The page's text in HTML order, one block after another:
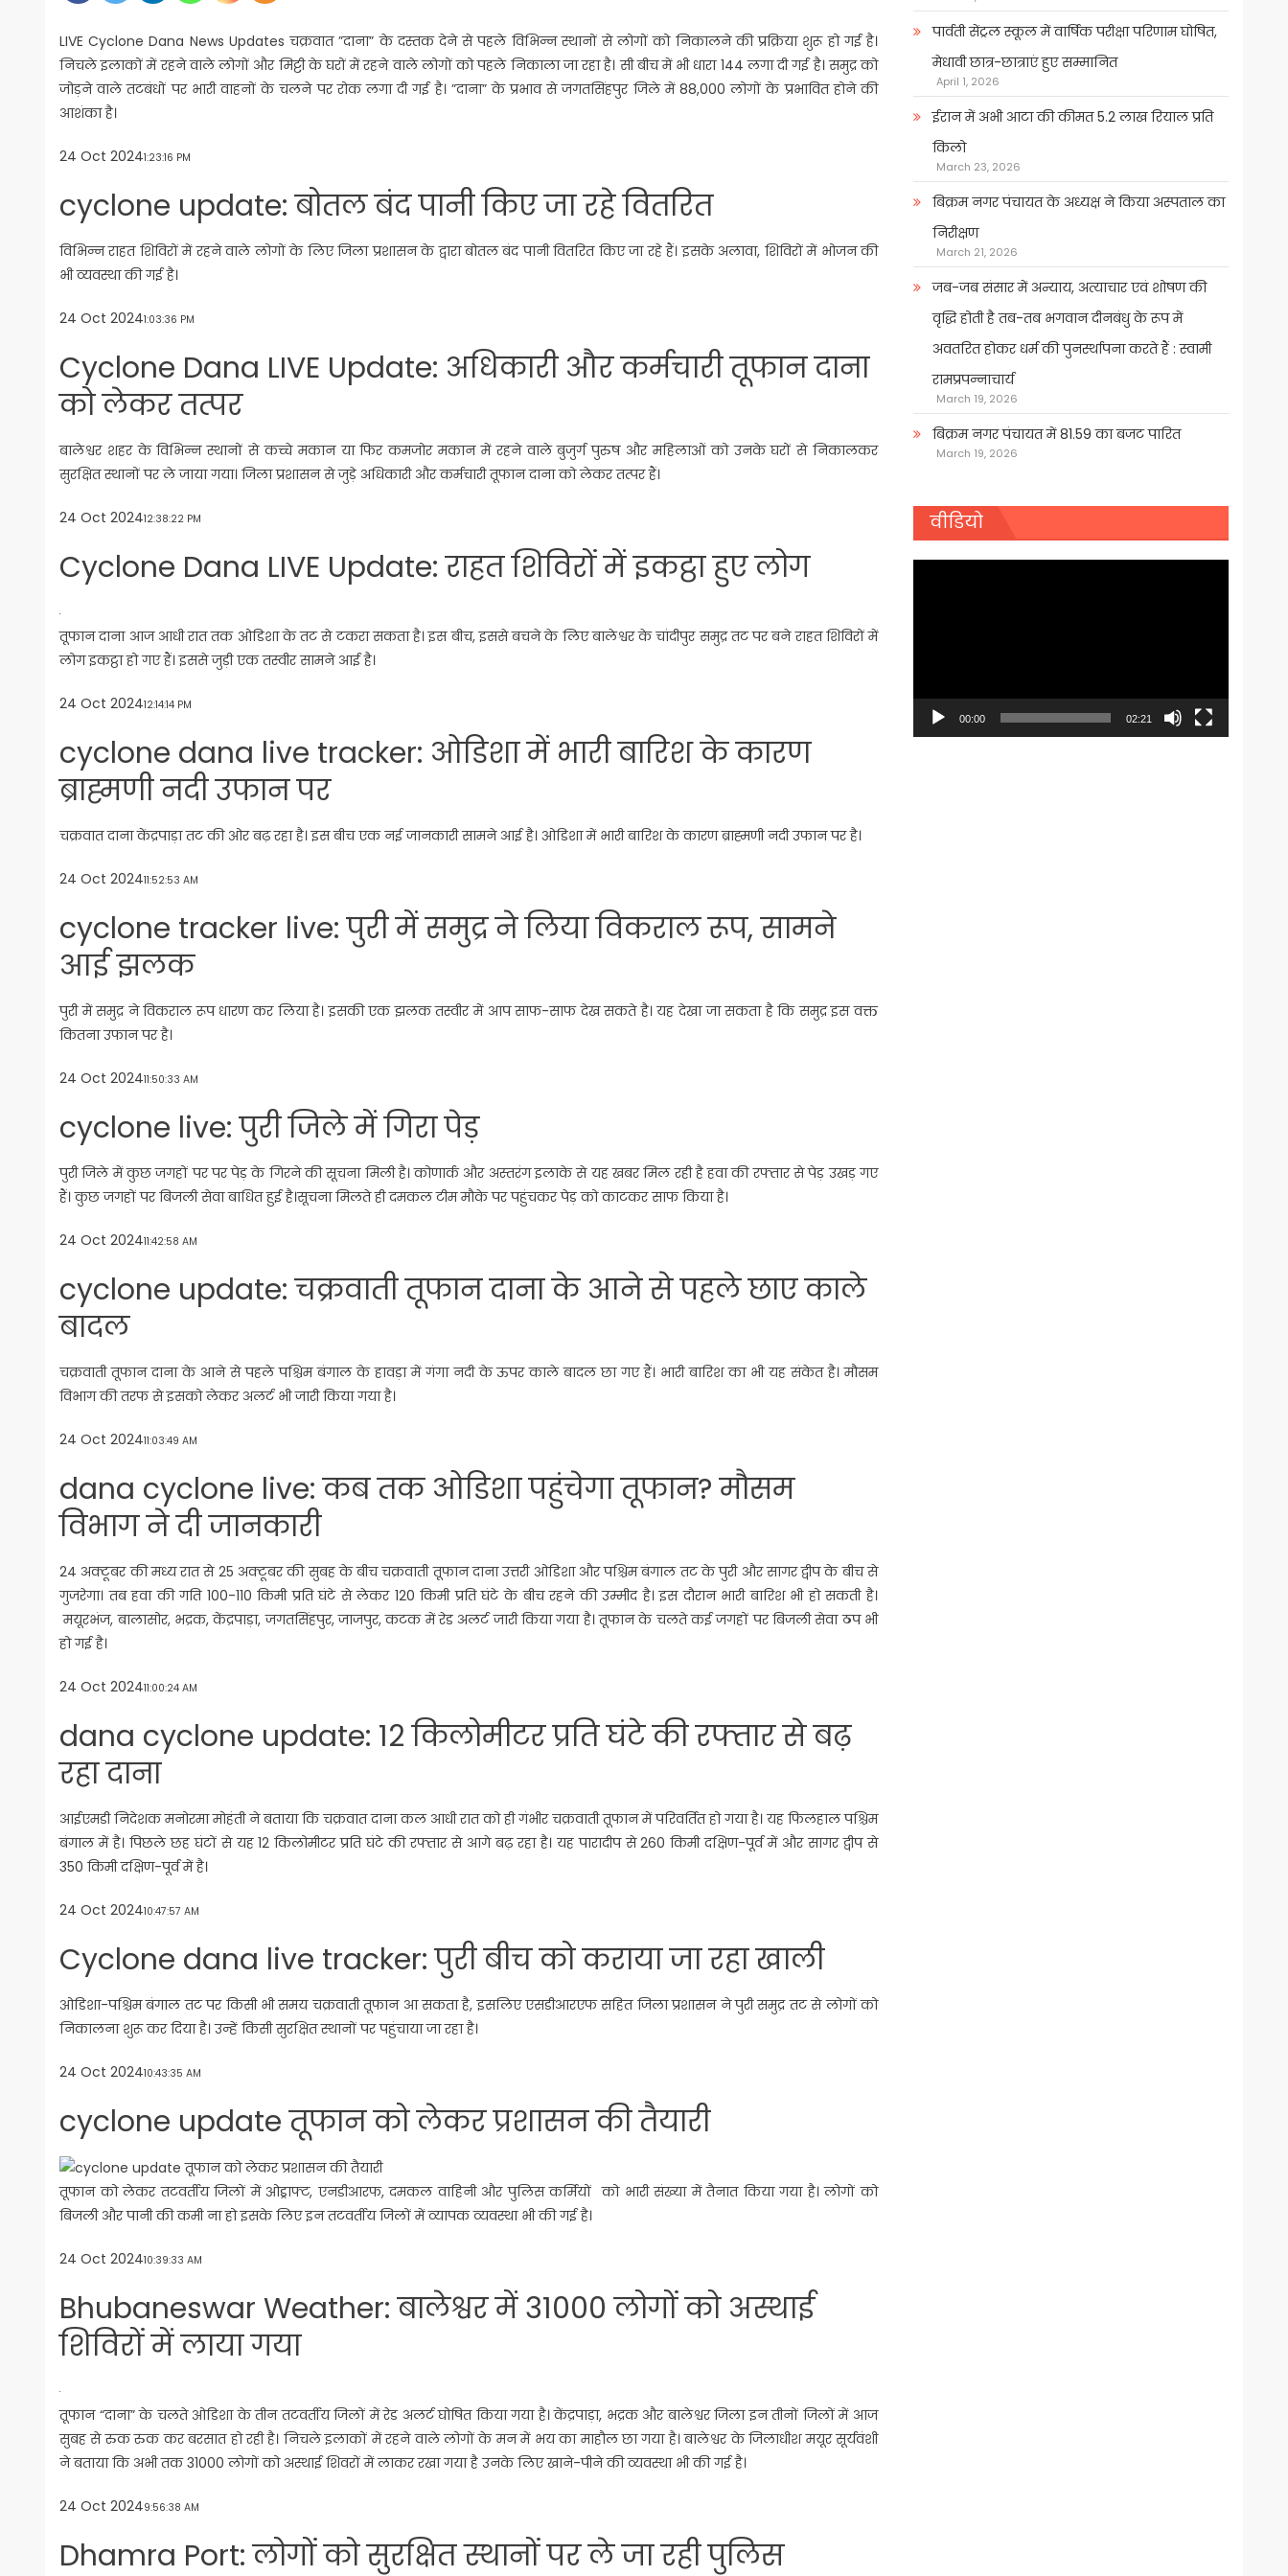
LIVE Cyclone Dana News Updates चक्रवात ”दाना” के दस्तक देने से पहले विभिन्न स्थानों से लोगों को निकालने की प्रक्रिया शुरू हो गई है।
निचले इलाकों में रहने वाले लोगों और मिट्टी के घरों में रहने वाले लोगों को पहले निकाला जा रहा है। सी बीच में भी धारा 144 लगा दी गई है। समुद्र को
जोड़ने वाले तटबंधों पर भारी वाहनों के चलने पर रोक लगा दी गई है। ”दाना” के प्रभाव से जगतसिंहपुर जिले में 88,000 लोगों के प्रभावित होने की
आशंका है।
24 Oct 20241:23:16 PM
cyclone update: बोतल बंद पानी किए जा रहे वितरित
विभिन्न राहत शिविरों में रहने वाले लोगों के लिए जिला प्रशासन के द्वारा बोतल बंद पानी वितरित किए जा रहे हैं। इसके अलावा, शिविरों में भोजन की
भी व्यवस्था की गई है।
24 Oct 20241:03:36 PM
Cyclone Dana LIVE Update: अधिकारी और कर्मचारी तूफान दाना
को लेकर तत्पर
बालेश्वर शहर के विभिन्न स्थानों से कच्चे मकान या फिर कमजोर मकान में रहने वाले बुजुर्ग पुरुष और महिलाओं को उनके घरों से निकालकर
सुरक्षित स्थानों पर ले जाया गया। जिला प्रशासन से जुड़े अधिकारी और कर्मचारी तूफान दाना को लेकर तत्पर हैं।
24 Oct 202412:38:22 PM
Cyclone Dana LIVE Update: राहत शिविरों में इकट्ठा हुए लोग
तूफान दाना आज आधी रात तक ओडिशा के तट से टकरा सकता है। इस बीच, इससे बचने के लिए बालेश्वर के चांदीपुर समुद्र तट पर बने राहत शिविरों में
लोग इकट्ठा हो गए हैं। इससे जुड़ी एक तस्वीर सामने आई है।
24 Oct 202412:14:14 PM
cyclone dana live tracker: ओडिशा में भारी बारिश के कारण
ब्राह्मणी नदी उफान पर
चक्रवात दाना केंद्रपाड़ा तट की ओर बढ़ रहा है। इस बीच एक नई जानकारी सामने आई है। ओडिशा में भारी बारिश के कारण ब्राह्मणी नदी उफान पर है।
24 Oct 202411:52:53 AM
cyclone tracker live: पुरी में समुद्र ने लिया विकराल रूप, सामने
आई झलक
पुरी में समुद्र ने विकराल रूप धारण कर लिया है। इसकी एक झलक तस्वीर में आप साफ-साफ देख सकते है। यह देखा जा सकता है कि समुद्र इस वक्त
कितना उफान पर है।
24 Oct 202411:50:33 AM
cyclone live: पुरी जिले में गिरा पेड़
पुरी जिले में कुछ जगहों पर पर पेड़ के गिरने की सूचना मिली है। कोणार्क और अस्तरंग इलाके से यह खबर मिल रही है हवा की रफ्तार से पेड़ उखड़ गए
हैं। कुछ जगहों पर बिजली सेवा बाधित हुई है।सूचना मिलते ही दमकल टीम मौके पर पहुंचकर पेड़ को काटकर साफ किया है।
24 Oct 202411:42:58 AM
cyclone update: चक्रवाती तूफान दाना के आने से पहले छाए काले
बादल
चक्रवाती तूफान दाना के आने से पहले पश्चिम बंगाल के हावड़ा में गंगा नदी के ऊपर काले बादल छा गए हैं। भारी बारिश का भी यह संकेत है। मौसम
विभाग की तरफ से इसको लेकर अलर्ट भी जारी किया गया है।
24 Oct 202411:03:49 AM
dana cyclone live: कब तक ओडिशा पहुंचेगा तूफान? मौसम
विभाग ने दी जानकारी
24 अक्टूबर की मध्य रात से 25 अक्टूबर की सुबह के बीच चक्रवाती तूफान दाना उत्तरी ओडिशा और पश्चिम बंगाल तट के पुरी और सागर द्वीप के बीच से
गुजरेगा। तब हवा की गति 100-110 किमी प्रति घंटे से लेकर 120 किमी प्रति घंटे के बीच रहने की उम्मीद है। इस दौरान भारी बारिश भी हो सकती है।
मयूरभंज, बालासोर, भद्रक, केंद्रपाड़ा, जगतसिंहपुर, जाजपुर, कटक में रेड अलर्ट जारी किया गया है। तूफान के चलते कई जगहों पर बिजली सेवा ठप भी
हो गई है।
24 Oct 202411:00:24 AM
dana cyclone update: 12 किलोमीटर प्रति घंटे की रफ्तार से बढ़
रहा दाना
आईएमडी निदेशक मनोरमा मोहंती ने बताया कि चक्रवात दाना कल आधी रात को ही गंभीर चक्रवाती तूफान में परिवर्तित हो गया है। यह फिलहाल पश्चिम
बंगाल में है। पिछले छह घंटों से यह 12 किलोमीटर प्रति घंटे की रफ्तार से आगे बढ़ रहा है। यह पारादीप से 260 किमी दक्षिण-पूर्व में और सागर द्वीप से
350 किमी दक्षिण-पूर्व में है।
24 Oct 202410:47:57 AM
Cyclone dana live tracker: पुरी बीच को कराया जा रहा खाली
ओडिशा-पश्चिम बंगाल तट पर किसी भी समय चक्रवाती तूफान आ सकता है, इसलिए एसडीआरएफ सहित जिला प्रशासन ने पुरी समुद्र तट से लोगों को
निकालना शुरू कर दिया है। उन्हें किसी सुरक्षित स्थानों पर पहुंचाया जा रहा है।
24 Oct 202410:43:35 AM
cyclone update तूफान को लेकर प्रशासन की तैयारी
तूफान को लेकर तटवर्तीय जिलों में ओड्राफ्ट, एनडीआरफ, दमकल वाहिनी और पुलिस कर्मियों को भारी संख्या में तैनात किया गया है। लोगों को
बिजली और पानी की कमी ना हो इसके लिए इन तटवर्तीय जिलों में व्यापक व्यवस्था भी की गई है।
24 Oct 202410:39:33 AM
Bhubaneswar Weather: बालेश्वर में 31000 लोगों को अस्थाई
शिविरों में लाया गया
तूफान “दाना” के चलते ओडिशा के तीन तटवर्तीय जिलों में रेड अलर्ट घोषित किया गया है। केंद्रपाड़ा, भद्रक और बालेश्वर जिला इन तीनों जिलों में आज
सुबह से रुक रुक कर बरसात हो रही है। निचले इलाकों में रहने वाले लोगों के मन में भय का माहौल छा गया है। बालेश्वर के जिलाधीश मयूर सूर्यवंशी
ने बताया कि अभी तक 31000 लोगों को अस्थाई शिवरों में लाकर रखा गया है उनके लिए खाने-पीने की व्यवस्था भी की गई है।
24 Oct 20249:56:38 AM
Dhamra Port: लोगों को सुरक्षित स्थानों पर ले जा रही पुलिस
पार्वती सेंट्रल स्कूल में वार्षिक परीक्षा परिणाम घोषित,
मेधावी छात्र-छात्राएं हुए सम्मानित
April 1, 2026
ईरान में अभी आटा की कीमत 5.2 लाख रियाल प्रति
किलो
March 23, 2026
बिक्रम नगर पंचायत के अध्यक्ष ने किया अस्पताल का
निरीक्षण
March 21, 2026
जब-जब संसार में अन्याय, अत्याचार एवं शोषण की
वृद्धि होती है तब-तब भगवान दीनबंधु के रूप में
अवतरित होकर धर्म की पुनर्स्थापना करते हैं : स्वामी
रामप्रपन्नाचार्य
March 19, 2026
बिक्रम नगर पंचायत में 81.59 का बजट पारित
March 19, 2026
वीडियो
00:00 02:21